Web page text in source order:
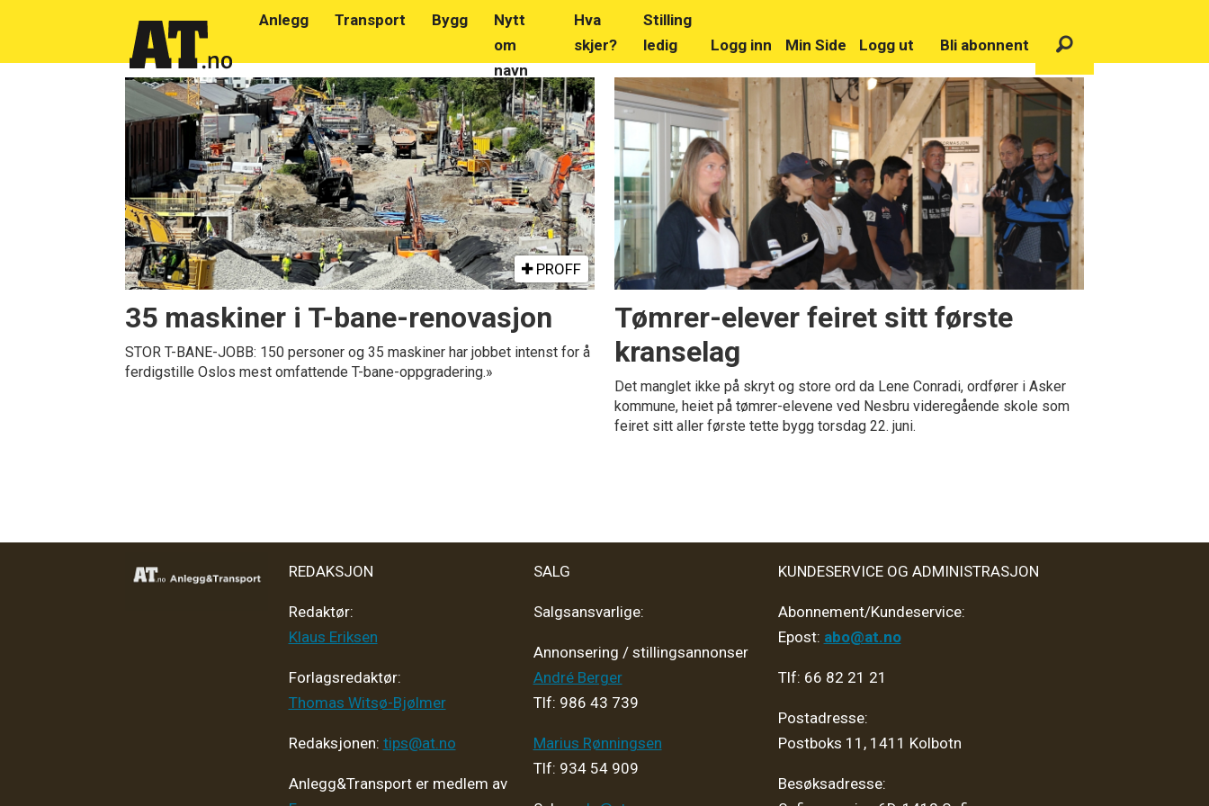
Anlegg Transport Bygg
Nytt
om
navn
Hva
skjer?
Stilling
ledig
Logg inn Min Side Logg ut Bli abonnent
haandverkerne
PROFF
35 maskiner i T-bane-renovasjon
STOR T-BANE-JOBB: 150 personer og 35 maskiner har jobbet intenst for å
ferdigstille Oslos mest omfattende T-bane-oppgradering.»
Tømrer-elever feiret sitt første
kranselag
Det manglet ikke på skryt og store ord da Lene Conradi, ordfører i Asker
kommune, heiet på tømrer-elevene ved Nesbru videregående skole som
feiret sitt aller første tette bygg torsdag 22. juni.
REDAKSJON
Redaktør:
Klaus Eriksen
Forlagsredaktør:
Thomas Witsø-Bjølmer
Redaksjonen: tips@at.no
Anlegg&Transport er medlem av
SALG
Salgsansvarlige:
Annonsering / stillingsannonser
André Berger
Tlf: 986 43 739
Marius Rønningsen
Tlf: 934 54 909
KUNDESERVICE OG ADMINISTRASJON
Abonnement/Kundeservice:
Epost: abo@at.no
Tlf: 66 82 21 21
Postadresse:
Postboks 11, 1411 Kolbotn
Besøksadresse: